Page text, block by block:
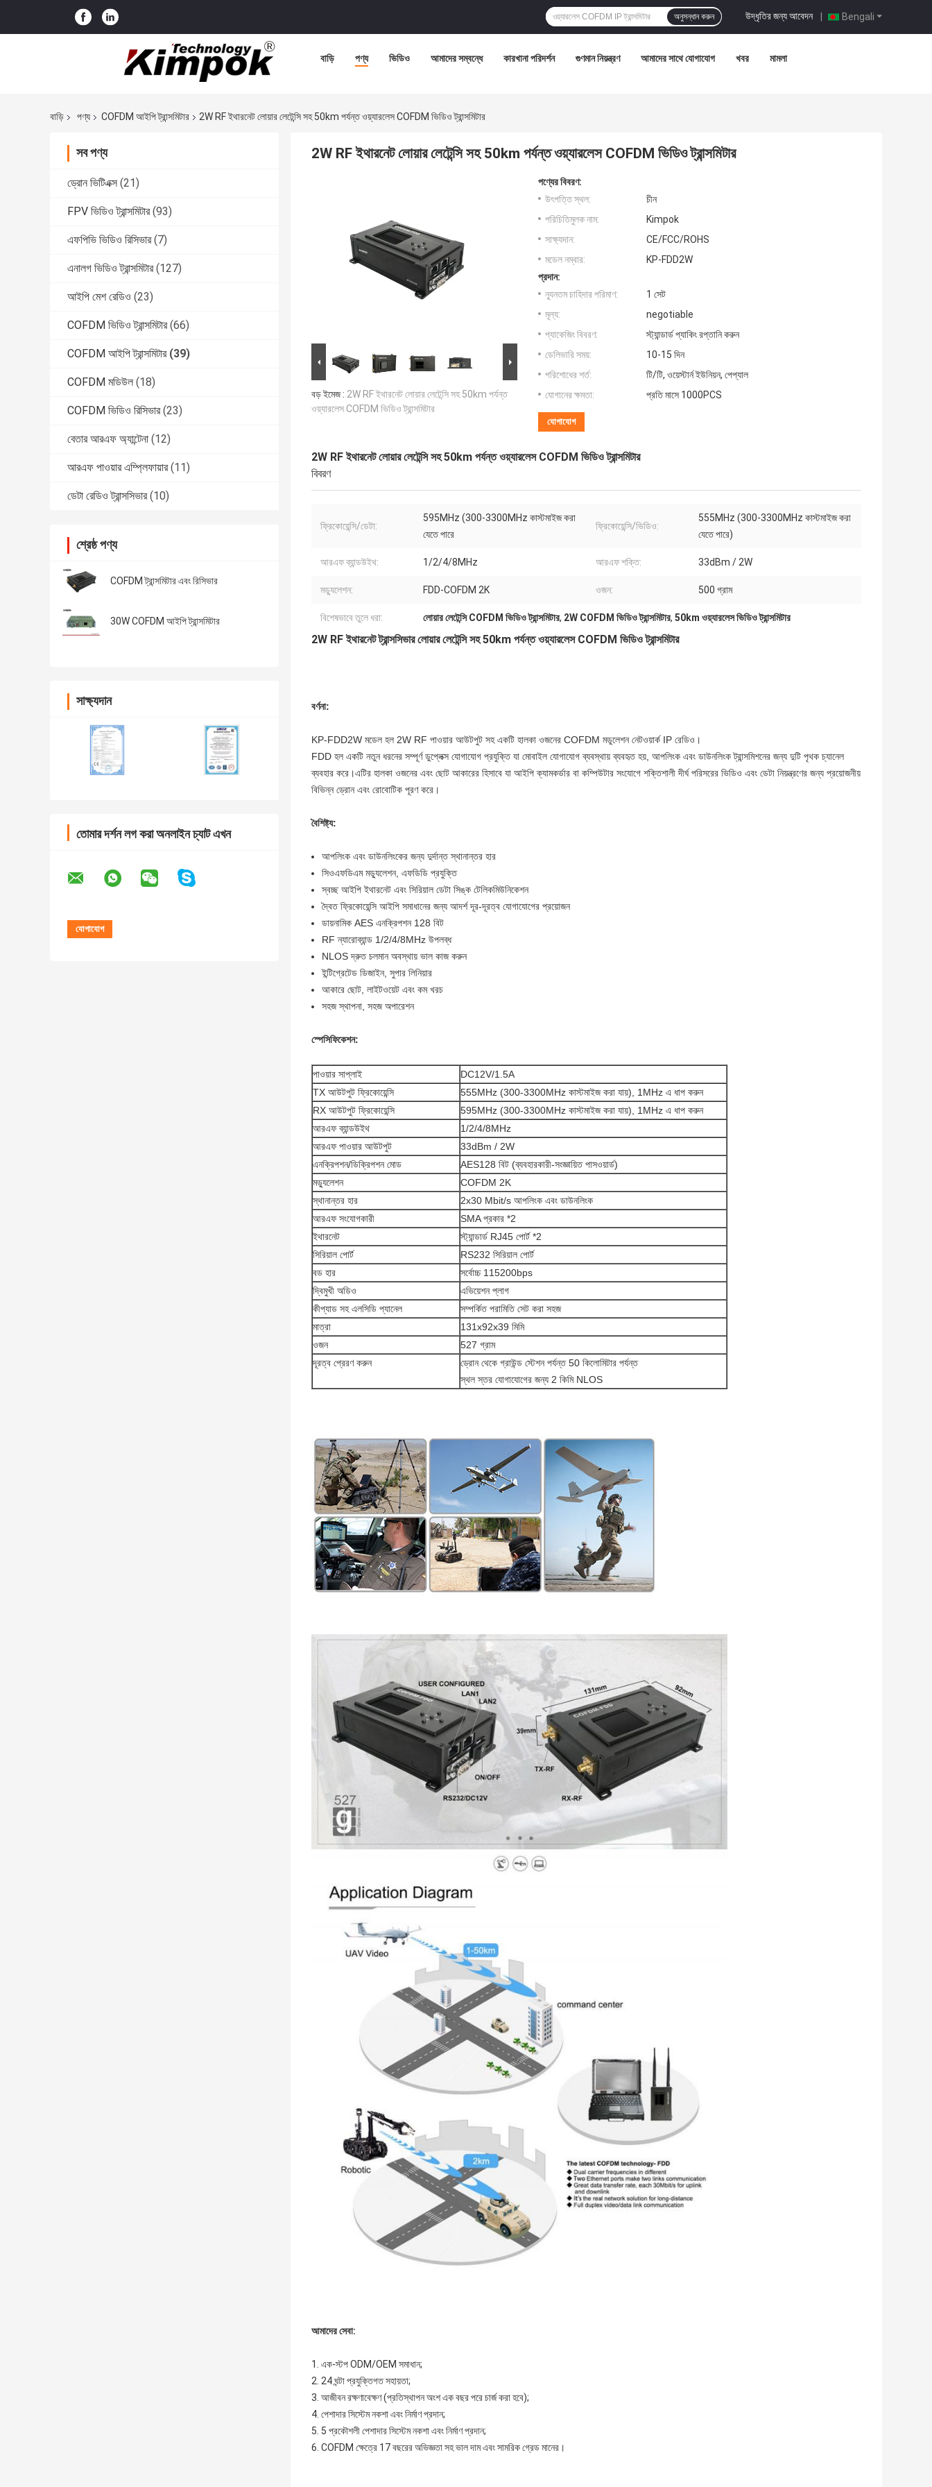
Bengali
উদ্ধৃতির জন্য আবেদন |
অনুসন্ধান করুন
বাড়ি পণ্য ভিডিও আমাদের সম্বন্ধে কারখানা পরিদর্শন গুণমান নিয়ন্ত্রণ আমাদের সাথে যোগাযোগ খবর মামলা
বাড়ি পণ্য COFDM আইপি ট্রান্সমিটার 2W RF ইথারনেট লোয়ার লেটেন্সি সহ 50km পর্যন্ত ওয়্যারলেস COFDM ভিডিও ট্রান্সমিটার
সব পণ্য
ড্রোন ভিটিএক্স (21)
FPV ভিডিও ট্রান্সমিটার (93)
এফপিভি ভিডিও রিসিভার (7)
এনালগ ভিডিও ট্রান্সমিটার (127)
আইপি মেশ রেডিও (23)
COFDM ভিডিও ট্রান্সমিটার (66)
COFDM আইপি ট্রান্সমিটার (39)
COFDM মডিউল (18)
COFDM ভিডিও রিসিভার (23)
বেতার আরএফ অ্যান্টেনা (12)
আরএফ পাওয়ার এম্প্লিফায়ার (11)
ডেটা রেডিও ট্রান্সসিভার (10)
শ্রেষ্ঠ পণ্য
COFDM ট্রান্সমিটার এবং রিসিভার
30W COFDM আইপি ট্রান্সমিটার
সাক্ষ্যদান
তোমার দর্শন লগ করা অনলাইন চ্যাট এখন
2W RF ইথারনেট লোয়ার লেটেন্সি সহ 50km পর্যন্ত ওয়্যারলেস COFDM ভিডিও ট্রান্সমিটার
বড় ইমেজ : 2W RF ইথারনেট লোয়ার লেটেন্সি সহ 50km পর্যন্ত
ওয়্যারলেস COFDM ভিডিও ট্রান্সমিটার
পণ্যের বিবরণ:
উৎপত্তি স্থল:
চীন
পরিচিতিমুলক নাম:
Kimpok
সাক্ষ্যদান:
CE/FCC/ROHS
মডেল নম্বার:
KP-FDD2W
প্রদান:
ন্যূনতম চাহিদার পরিমাণ:
1 সেট
মূল্য:
negotiable
প্যাকেজিং বিবরণ:
স্ট্যান্ডার্ড প্যাকিং রপ্তানি করুন
ডেলিভারি সময়:
10-15 দিন
পরিশোধের শর্ত:
টি/টি, ওয়েস্টার্ন ইউনিয়ন, পেপ্যাল
যোগানের ক্ষমতা:
প্রতি মাসে 1000PCS
যোগাযোগ
2W RF ইথারনেট লোয়ার লেটেন্সি সহ 50km পর্যন্ত ওয়্যারলেস COFDM ভিডিও ট্রান্সমিটার
বিবরণ
ফ্রিকোয়েন্সি/ডেটা:
595MHz (300-3300MHz কাস্টমাইজ করা
যেতে পারে
ফ্রিকোয়েন্সি/ভিডিও:
555MHz (300-3300MHz কাস্টমাইজ করা
যেতে পারে)
আরএফ ব্যান্ডউইথ: 1/2/4/8MHz আরএফ শক্তি: 33dBm / 2W
মড্যুলেশন: FDD-COFDM 2K ওজন: 500 গ্রাম
বিশেষভাবে তুলে ধরা: লোয়ার লেটেন্সি COFDM ভিডিও ট্রান্সমিটার, 2W COFDM ভিডিও ট্রান্সমিটার, 50km ওয়্যারলেস ভিডিও ট্রান্সমিটার
2W RF ইথারনেট ট্রান্সসিভার লোয়ার লেটেন্সি সহ 50km পর্যন্ত ওয়্যারলেস COFDM ভিডিও ট্রান্সমিটার
বর্ণনা:
KP-FDD2W মডেল হল 2W RF পাওয়ার আউটপুট সহ একটি হালকা ওজনের COFDM মডুলেশন নেটওয়ার্ক IP রেডিও।
FDD হল একটি নতুন ধরনের সম্পূর্ণ ডুপ্লেক্স যোগাযোগ প্রযুক্তি যা মোবাইল যোগাযোগ ব্যবস্থায় ব্যবহৃত হয়, আপলিংক এবং ডাউনলিংক ট্রান্সমিশনের জন্য দুটি পৃথক চ্যানেল
ব্যবহার করে।এটির হালকা ওজনের এবং ছোট আকারের হিসাবে যা আইপি ক্যামকর্ডার বা কম্পিউটার সংযোগে শক্তিশালী দীর্ঘ পরিসরের ভিডিও এবং ডেটা নিয়ন্ত্রণের জন্য প্রয়োজনীয়
বিভিন্ন ড্রোন এবং রোবোটিক পূরণ করে।
বৈশিষ্ট্য:
আপলিংক এবং ডাউনলিংকের জন্য দুর্দান্ত স্থানান্তর হার
সিওএফডিএম মড্যুলেশন, এফডিডি প্রযুক্তি
স্বচ্ছ আইপি ইথারনেট এবং সিরিয়াল ডেটা সিঙ্ক টেলিকমিউনিকেশন
দ্বৈত ফ্রিকোয়েন্সি আইপি সমাধানের জন্য আদর্শ দূর-দূরত্ব যোগাযোগের প্রয়োজন
ডায়নামিক AES এনক্রিপশন 128 বিট
RF ন্যারোব্যান্ড 1/2/4/8MHz উপলব্ধ
NLOS দ্রুত চলমান অবস্থায় ভাল কাজ করুন
ইন্টিগ্রেটেড ডিজাইন, সুপার লিনিয়ার
আকারে ছোট, লাইটওয়েট এবং কম খরচ
সহজ স্থাপনা, সহজ অপারেশন
স্পেসিফিকেশন:
পাওয়ার সাপ্লাই
DC12V/1.5A
TX আউটপুট ফ্রিকোয়েন্সি
555MHz (300-3300MHz কাস্টমাইজ করা যায়), 1MHz এ ধাপ করুন
RX আউটপুট ফ্রিকোয়েন্সি
595MHz (300-3300MHz কাস্টমাইজ করা যায়), 1MHz এ ধাপ করুন
আরএফ ব্যান্ডউইথ
1/2/4/8MHz
আরএফ পাওয়ার আউটপুট
33dBm / 2W
এনক্রিপশন/ডিক্রিপশন মোড
AES128 বিট (ব্যবহারকারী-সংজ্ঞায়িত পাসওয়ার্ড)
মড্যুলেশন
COFDM 2K
স্থানান্তর হার
2x30 Mbit/s আপলিংক এবং ডাউনলিংক
আরএফ সংযোগকারী
SMA প্রকার *2
ইথারনেট
স্ট্যান্ডার্ড RJ45 পোর্ট *2
সিরিয়াল পোর্ট
RS232 সিরিয়াল পোর্ট
বড হার
সর্বোচ্চ 115200bps
দ্বিমুখী অডিও
এভিয়েশন প্লাগ
কীপ্যাড সহ এলসিডি প্যানেল
সম্পর্কিত পরামিতি সেট করা সহজ
মাত্রা
131x92x39 মিমি
ওজন
527 গ্রাম
দূরত্ব প্রেরণ করুন
ড্রোন থেকে গ্রাউন্ড স্টেশন পর্যন্ত 50 কিলোমিটার পর্যন্ত
স্থল স্তর যোগাযোগের জন্য 2 কিমি NLOS
আমাদের সেবা:
1. এক-স্টপ ODM/OEM সমাধান;
2. 24 ঘন্টা প্রযুক্তিগত সহায়তা;
3. আজীবন রক্ষণাবেক্ষণ (প্রতিস্থাপন অংশ এক বছর পরে চার্জ করা হবে);
4. পেশাদার সিস্টেম নকশা এবং নির্মাণ প্রদান;
5. 5 প্রকৌশলী পেশাদার সিস্টেম নকশা এবং নির্মাণ প্রদান;
6. COFDM ক্ষেত্রে 17 বছরের অভিজ্ঞতা সহ ভাল দাম এবং সামরিক গ্রেড মানের।